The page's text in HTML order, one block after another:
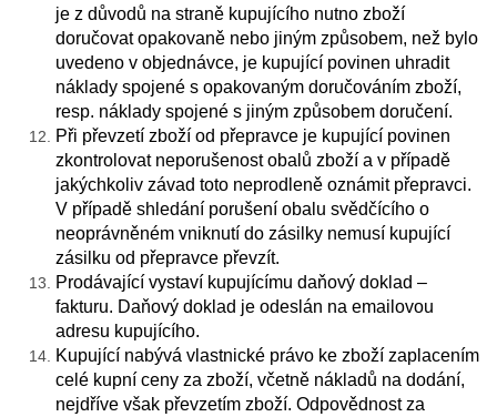
je z důvodů na straně kupujícího nutno zboží
doručovat opakovaně nebo jiným způsobem, než bylo
uvedeno v objednávce, je kupující povinen uhradit
náklady spojené s opakovaným doručováním zboží,
resp. náklady spojené s jiným způsobem doručení.
Při převzetí zboží od přepravce je kupující povinen
zkontrolovat neporušenost obalů zboží a v případě
jakýchkoliv závad toto neprodleně oznámit přepravci.
V případě shledání porušení obalu svědčícího o
neoprávněném vniknutí do zásilky nemusí kupující
zásilku od přepravce převzít.
Prodávající vystaví kupujícímu daňový doklad –
fakturu. Daňový doklad je odeslán na emailovou
adresu kupujícího.
Kupující nabývá vlastnické právo ke zboží zaplacením
celé kupní ceny za zboží, včetně nákladů na dodání,
nejdříve však převzetím zboží. Odpovědnost za